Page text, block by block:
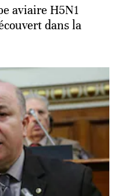
aviaire H5N1
dans la